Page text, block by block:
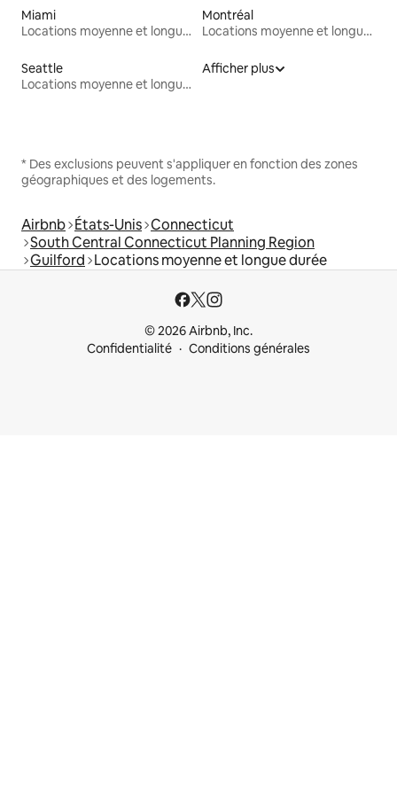
Miami
Locations moyenne et longue durée
Montréal
Locations moyenne et longue durée
Seattle
Locations moyenne et longue durée
Afficher plus
* Des exclusions peuvent s'appliquer en fonction des zones
géographiques et des logements.
Airbnb États-Unis Connecticut
South Central Connecticut Planning Region
Guilford Locations moyenne et longue durée
© 2026 Airbnb, Inc.
Confidentialité
Conditions générales